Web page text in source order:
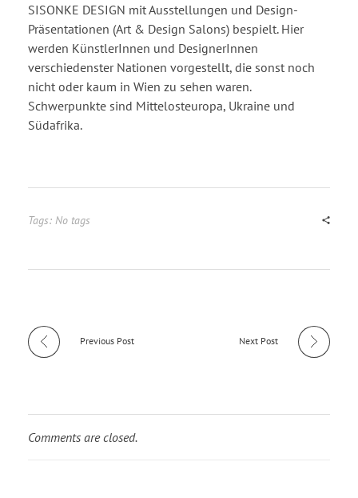
SISONKE DESIGN mit Ausstellungen und Design-
Präsentationen (Art & Design Salons) bespielt. Hier
werden KünstlerInnen und DesignerInnen
verschiedenster Nationen vorgestellt, die sonst noch
nicht oder kaum in Wien zu sehen waren.
Schwerpunkte sind Mittelosteuropa, Ukraine und
Südafrika.
Tags: No tags
Previous Post Next Post
Comments are closed.